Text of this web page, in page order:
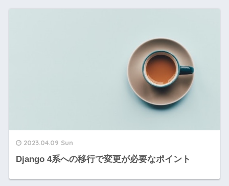
2023.04.09 Sun
Django 4系への移行で変更が必要なポイント